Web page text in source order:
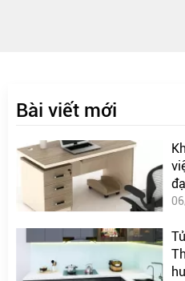
Bài viết mới